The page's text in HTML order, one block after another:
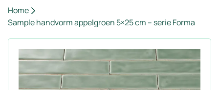
Home
Sample handvorm appelgroen 5×25 cm – serie Forma